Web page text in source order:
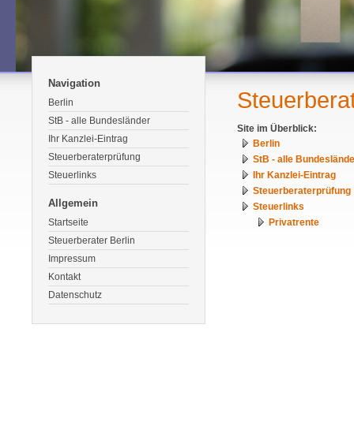
Navigation
Berlin
StB - alle Bundesländer
Ihr Kanzlei-Eintrag
Steuerberaterprüfung
Steuerlinks
Allgemein
Startseite
Steuerberater Berlin
Impressum
Kontakt
Datenschutz
Site im Überblick:
Berlin
StB - alle
Ihr Kanzlei-Eintrag
Steuerberaterprüfung
Steuerlinks
Privatrente